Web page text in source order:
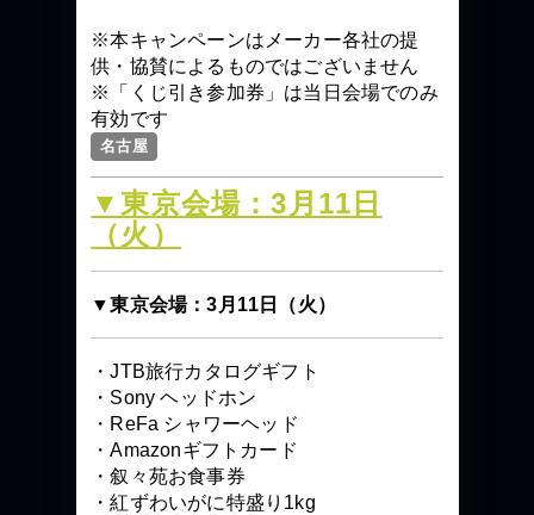
※本キャンペーンはメーカー各社の提
供・協賛によるものではございません
※「くじ引き参加券」は当日会場でのみ
有効です
名古屋
▼東京会場：3月11日
（火）
▼東京会場：3月11日（火）
・JTB旅行カタログギフト
・Sony ヘッドホン
・ReFa シャワーヘッド
・Amazonギフトカード
・叙々苑お食事券
・紅ずわいがに特盛り1kg